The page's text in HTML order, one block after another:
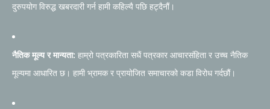
दुरुपयोग विरुद्ध खबरदारी गर्न हामी कहिल्यै पछि हट्दैनौं।
नैतिक मूल्य र मान्यता: हाम्रो पत्रकारिता सधैं पत्रकार आचारसंहिता र उच्च नैतिक
मूल्यमा आधारित छ। हामी भ्रामक र प्रायोजित समाचारको कडा विरोध गर्दछौं।